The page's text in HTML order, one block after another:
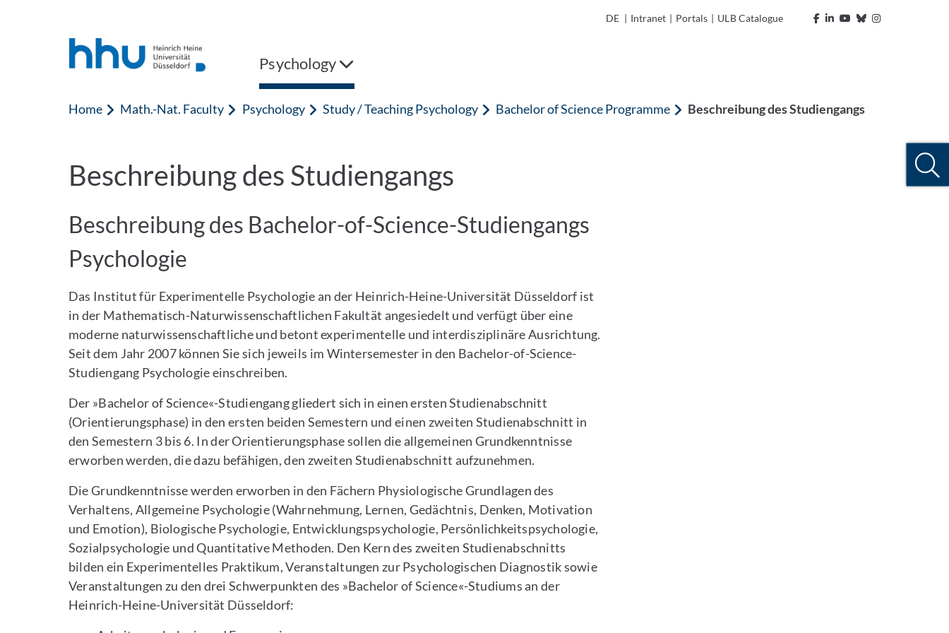
DE | Intranet | Portals | ULB Catalogue
Psychology
Home Math.-Nat. Faculty Psychology Study / Teaching Psychology Bachelor of Science Programme Beschreibung des Studiengangs
Beschreibung des Studiengangs
Beschreibung des Bachelor-of-Science-Studiengangs
Psychologie
Das Institut für Experimentelle Psychologie an der Heinrich-Heine-Universität Düsseldorf ist
in der Mathematisch-Naturwissenschaftlichen Fakultät angesiedelt und verfügt über eine
moderne naturwissenschaftliche und betont experimentelle und interdisziplinäre Ausrichtung.
Seit dem Jahr 2007 können Sie sich jeweils im Wintersemester in den Bachelor-of-Science-
Studiengang Psychologie einschreiben.
Der »Bachelor of Science«-Studiengang gliedert sich in einen ersten Studienabschnitt
(Orientierungsphase) in den ersten beiden Semestern und einen zweiten Studienabschnitt in
den Semestern 3 bis 6. In der Orientierungsphase sollen die allgemeinen Grundkenntnisse
erworben werden, die dazu befähigen, den zweiten Studienabschnitt aufzunehmen.
Die Grundkenntnisse werden erworben in den Fächern Physiologische Grundlagen des
Verhaltens, Allgemeine Psychologie (Wahrnehmung, Lernen, Gedächtnis, Denken, Motivation
und Emotion), Biologische Psychologie, Entwicklungspsychologie, Persönlichkeitspsychologie,
Sozialpsychologie und Quantitative Methoden. Den Kern des zweiten Studienabschnitts
bilden ein Experimentelles Praktikum, Veranstaltungen zur Psychologischen Diagnostik sowie
Veranstaltungen zu den drei Schwerpunkten des »Bachelor of Science«-Studiums an der
Heinrich-Heine-Universität Düsseldorf: